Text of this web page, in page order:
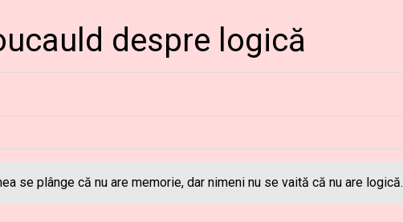
despre logică
se plânge că nu are memorie, dar nimeni nu se vaită că nu are logică.